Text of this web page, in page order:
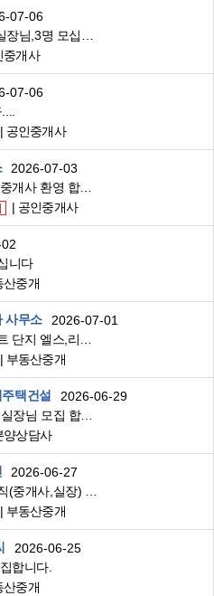
07-06
중개사
07-06
공인중개사
2026-07-03
성실히 함께 할 공인중개사 환영 합니다
공인중개사
니다
산중개
사무소
2026-07-01
부동산중개
택건설
2026-06-29
FH주택건설 분양팀 실장님 모집 합니다.
양상담사
2026-06-27
부동산중개
2026-06-25
합니다.
산중개